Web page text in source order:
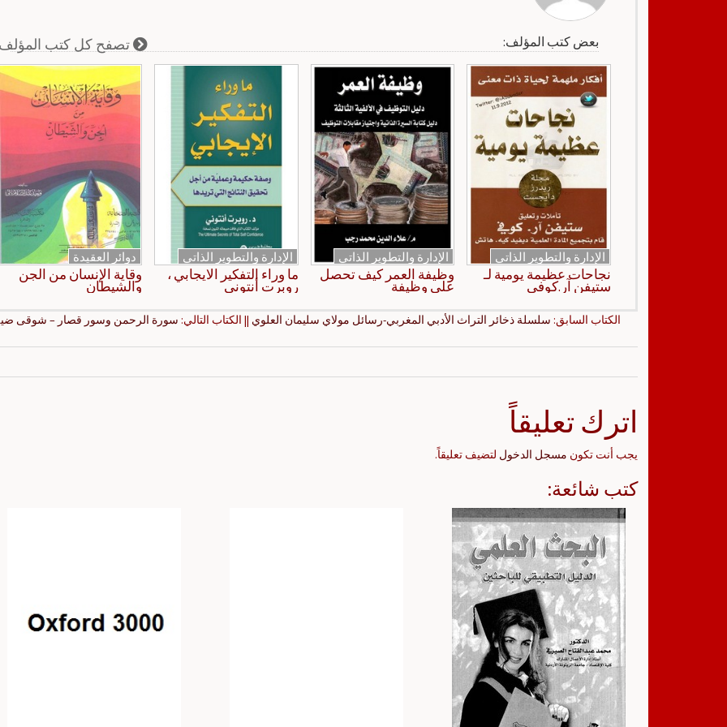
بعض كتب المؤلف: تصفح كل كتب
الإدارة والتطوير الذاتي
نجاحات عظيمة يومية لـ
ستيفن آر.كوفي
الإدارة والتطوير الذاتي
وظيفة العمر كيف تحصل
على وظيفة
الإدارة والتطوير الذاتي
ما وراء التفكير الايجابي ،
روبرت أنتوني
دوائر العقيدة
وقاية الإنسان من الجن
والشيطان
الكتاب السابق: سلسلة ذخائر التراث الأدبي المغربي-رسائل مولاي سليمان العلوي || الكتاب التالي: سورة الرحمن وسور قصار – شوقى
اترك تعليقاً
يجب أنت تكون مسجل الدخول لتضيف تعليقاً.
كتب شائعة: